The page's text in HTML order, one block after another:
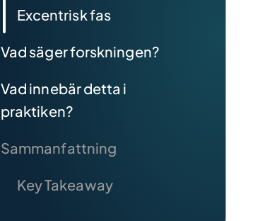
Excentrisk fas
Vad säger forskningen?
Vad innebär detta i
praktiken?
Sammanfattning
Key Takeaway